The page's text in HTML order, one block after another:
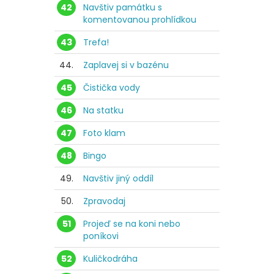
42
Navštiv památku s
komentovanou prohlídkou
43
Trefa!
44.
Zaplavej si v bazénu
45
Čistička vody
46
Na statku
47
Foto klam
48
Bingo
49.
Navštiv jiný oddíl
50.
Zpravodaj
51
Projeď se na koni nebo
poníkovi
52
Kuličkodráha